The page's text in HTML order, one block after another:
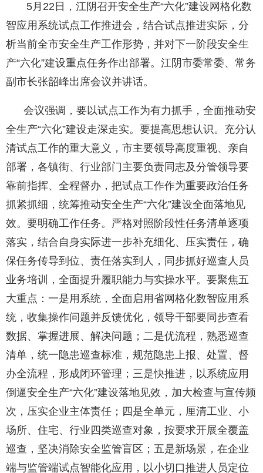
5月22日，江阴召开安全生产“六化”建设网格化数
智应用系统试点工作推进会，结合试点推进实际，分
析当前全市安全生产工作形势，并对下一阶段安全生
产“六化”建设重点任务作出部署。江阴市委常委、常务
副市长张韶峰出席会议并讲话。
会议强调，要以试点工作为有力抓手，全面推动安
全生产“六化”建设走深走实。要提高思想认识。充分认
清试点工作的重大意义，市主要领导高度重视、亲自
部署，各镇街、行业部门主要负责同志及分管领导要
靠前指挥、全程督办，把试点工作作为重要政治任务
抓紧抓细，统筹推动安全生产“六化”建设全面落地见
效。要明确工作任务。严格对照阶段性任务清单逐项
落实，结合自身实际进一步补充细化、压实责任，确
保任务传导到位、责任落实到人，同步抓好巡查人员
业务培训，全面提升履职能力与实操水平。要聚焦五
大重点：一是用系统，全面启用省网格化数智应用系
统，收集操作问题并反馈优化，领导干部要同步查看
数据、掌握进展、解决问题；二是优流程，熟悉巡查
清单，统一隐患巡查标准，规范隐患上报、处置、督
办全流程，形成闭环管理；三是快推进，以系统应用
倒逼安全生产“六化”建设落地见效，加大检查与宣传频
次，压实企业主体责任；四是全单元，厘清工业、小
场所、住宅、行业四类巡查对象，按要求开展全覆盖
巡查，坚决消除安全监管盲区；五是新场景，在企业
端与监管端试点智能化应用，以小切口推进人员定位